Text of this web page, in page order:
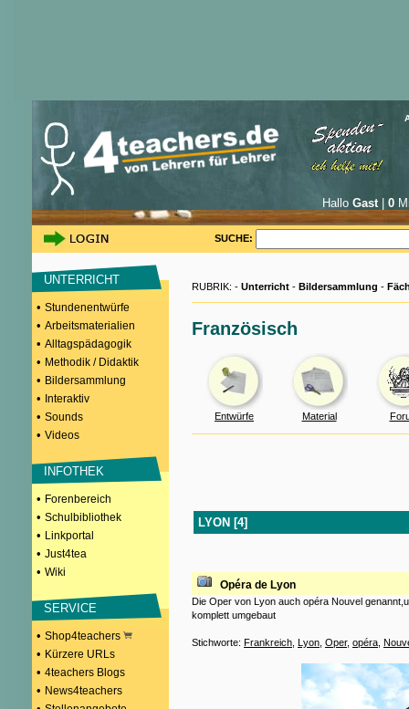
Hallo Gast| 0
SUCHE:
UNTERRICHT
• Stundenentwürfe
• Arbeitsmaterialien
• Alltagspädagogik
• Methodik / Didaktik
• Bildersammlung
• Interaktiv
• Sounds
• Videos
INFOTHEK
• Forenbereich
• Schulbibliothek
• Linkportal
• Just4tea
• Wiki
SERVICE
• Shop4teachers
• Kürzere URLs
• 4teachers Blogs
• News4teachers
RUBRIK: - Unterricht - Bildersammlung -
Französisch
Entwürfe Material
LYON [4]
Opéra de Lyon
Die Oper von Lyon auch opéra Nouvel
komplett umgebaut
Stichworte: Frankreich Lyon Oper, opéra